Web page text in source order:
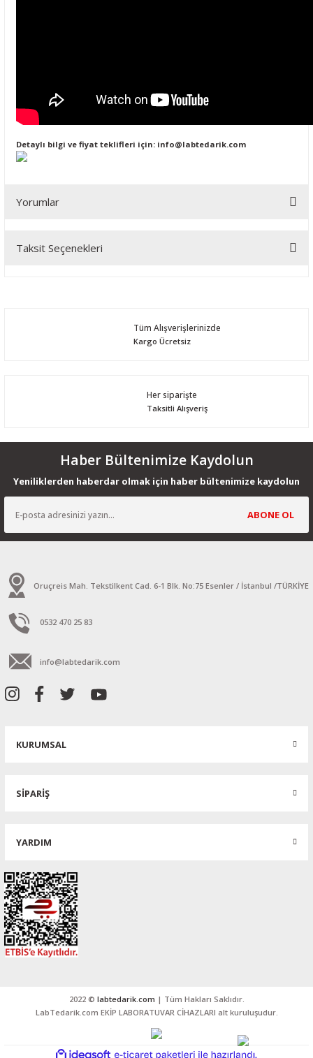
Detaylı bilgi ve fiyat teklifleri için: info@labtedarik.com
Yorumlar
Taksit Seçenekleri
Tüm Alışverişlerinizde
Kargo Ücretsiz
Her siparişte
Taksitli Alışveriş
Haber Bültenimize Kaydolun
Yeniliklerden haberdar olmak için haber bültenimize kaydolun
ABONE OL
Oruçreis Mah. Tekstilkent Cad. 6-1 Blk. No:75 Esenler / İstanbul /TÜRKİYE
0532 470 25 83
info@labtedarik.com
KURUMSAL
SİPARİŞ
YARDIM
2022 © labtedarik.com | Tüm Hakları Saklıdır.
LabTedarik.com EKİP LABORATUVAR CİHAZLARI alt kuruluşudur.
ideasoft e-